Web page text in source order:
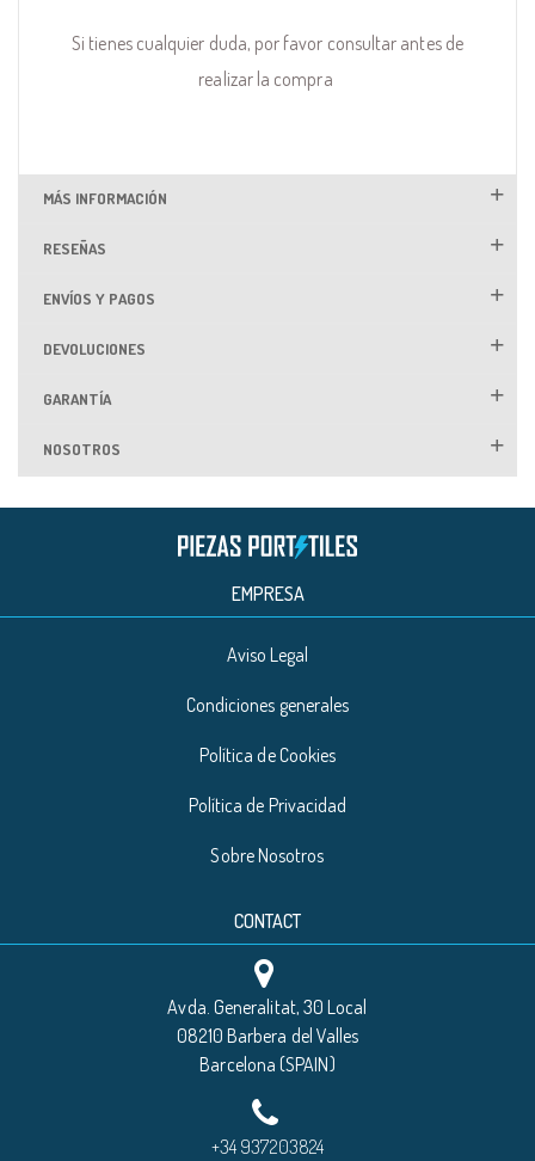
Si tienes cualquier duda, por favor consultar antes de
realizar la compra
MÁS INFORMACIÓN
RESEÑAS
ENVÍOS Y PAGOS
DEVOLUCIONES
GARANTÍA
NOSOTROS
EMPRESA
Aviso Legal
Condiciones generales
Política de Cookies
Política de Privacidad
Sobre Nosotros
CONTACT
Avda. Generalitat, 30 Local
08210 Barbera del Valles
Barcelona (SPAIN)
+34 937203824